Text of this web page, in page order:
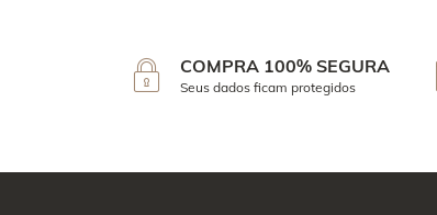
COMPRA 100% SEGURA
Seus dados ficam protegidos